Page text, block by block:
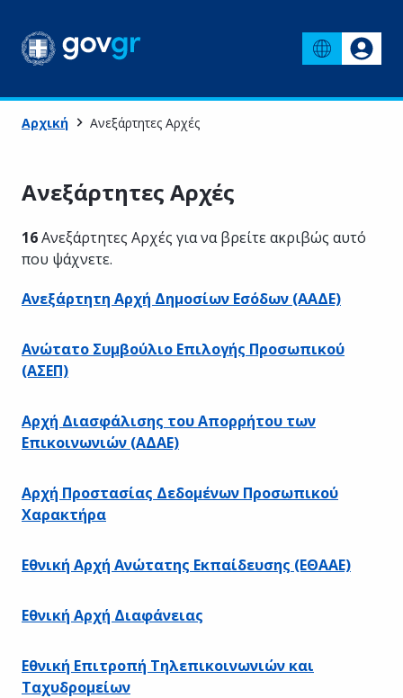
Αρχική Ανεξάρτητες Αρχές
Ανεξάρτητες Αρχές
16Ανεξάρτητες Αρχές για να βρείτε ακριβώς αυτό
που ψάχνετε.
Ανεξάρτητη Αρχή Δημοσίων Εσόδων (ΑΑΔΕ)
Ανώτατο Συμβούλιο Επιλογής Προσωπικού
(ΑΣΕΠ)
Αρχή Διασφάλισης του Απορρήτου των
Επικοινωνιών (ΑΔΑΕ)
Αρχή Προστασίας Δεδομένων Προσωπικού
Χαρακτήρα
Εθνική Αρχή Ανώτατης Εκπαίδευσης (ΕΘΑΑΕ)
Εθνική Αρχή Διαφάνειας
Εθνική Επιτροπή Τηλεπικοινωνιών και
Ταχυδρομείων